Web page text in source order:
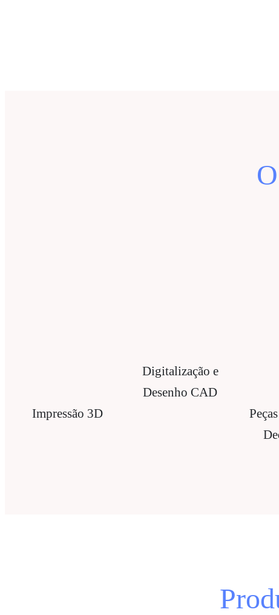
Impressão 3D
Digitalização e
Desenho CAD